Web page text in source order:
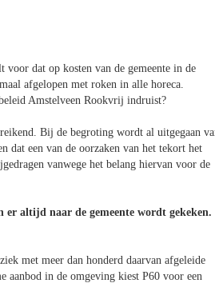
dat op kosten van de gemeente in de
afgelopen met roken in alle horeca.
Amstelveen Rookvrij indruist?
Bij de begroting wordt al uitgegaan
dat een van de oorzaken van het tekort het
vanwege het belang hiervan voor de
altijd naar de gemeente wordt gekeken.
met meer dan honderd daarvan afgeleide
aanbod in de omgeving kiest P60 voor een